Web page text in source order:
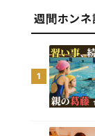
週間ホン
1